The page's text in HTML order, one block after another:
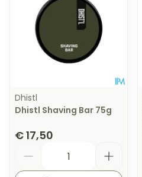
Dhistl
Dhistl Shaving Bar 75g
€ 17,50